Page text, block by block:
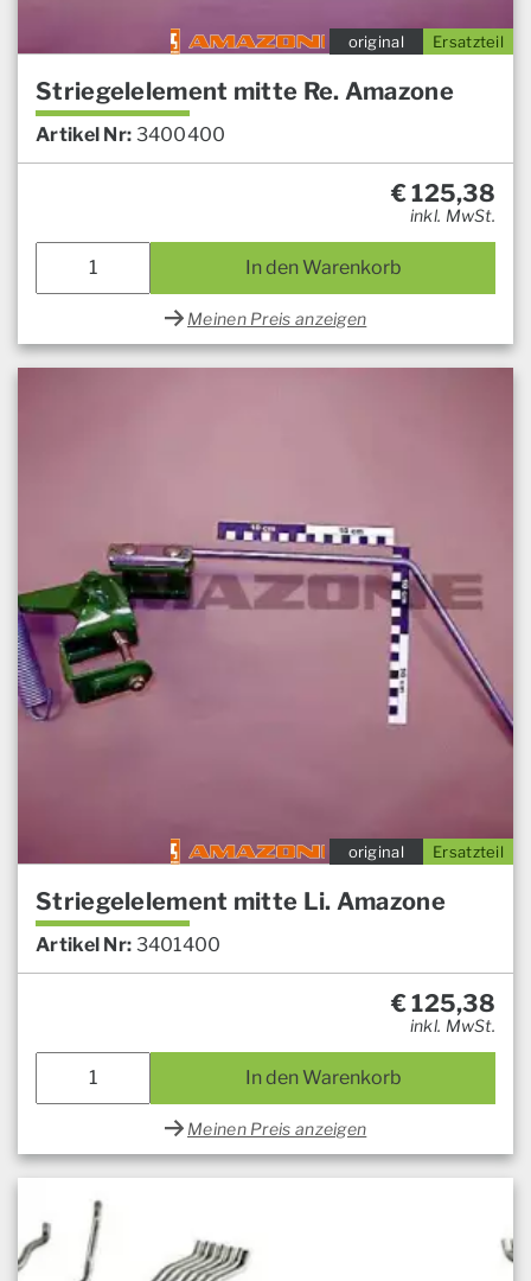
Ersatzteil
original
Striegelelement mitte Re. Amazone
Artikel Nr: 3400400
€125,38
inkl. MwSt.
In den Warenkorb
Meinen Preis anzeigen
Ersatzteil
original
Striegelelement mitte Li. Amazone
Artikel Nr: 3401400
€125,38
inkl. MwSt.
In den Warenkorb
Meinen Preis anzeigen